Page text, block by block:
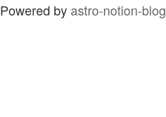
Powered byastro-notion-blog